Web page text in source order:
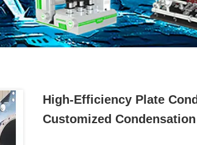
High-Efficiency Plate
Customized